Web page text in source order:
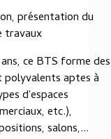
présentation du
travaux
ce BTS forme des
polyvalents aptes à
d'espaces
etc.),
salons,...